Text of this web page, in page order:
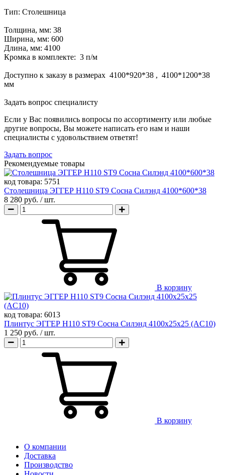
Тип: Столешница
Толщина, мм: 38
Ширина, мм: 600
Длина, мм: 4100
Кромка в комплекте: 3 п/м
Доступно к заказу в размерах 4100*920*38 , 4100*1200*38
мм
Задать вопрос специалисту
Если у Вас появились вопросы по ассортименту или любые
другие вопросы, Вы можете написать его нам и наши
специалисты с удовольствием ответят!
Задать вопрос
Рекомендуемые товары
код товара: 5751
Столешница ЭГГЕР H110 ST9 Сосна Силэнд 4100*600*38
8 280 руб. / шт.
В корзину
код товара: 6013
Плинтус ЭГГЕР H110 ST9 Сосна Силэнд 4100х25х25 (AC10)
1 250 руб. / шт.
В корзину
О компании
Доставка
Производство